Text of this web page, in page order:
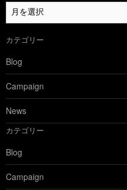
過
去
ブ
ロ
グ
を
見
る
カテゴリー
Blog
Campaign
News
カテゴリー
Blog
Campaign